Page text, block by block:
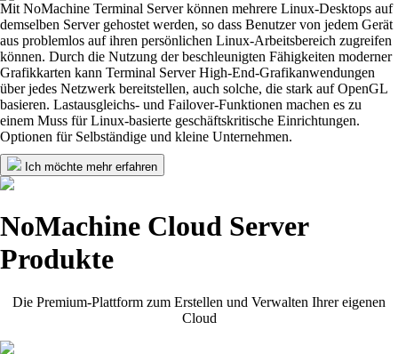
Mit NoMachine Terminal Server können mehrere Linux-Desktops auf
demselben Server gehostet werden, so dass Benutzer von jedem Gerät
aus problemlos auf ihren persönlichen Linux-Arbeitsbereich zugreifen
können. Durch die Nutzung der beschleunigten Fähigkeiten moderner
Grafikkarten kann Terminal Server High-End-Grafikanwendungen
über jedes Netzwerk bereitstellen, auch solche, die stark auf OpenGL
basieren. Lastausgleichs- und Failover-Funktionen machen es zu
einem Muss für Linux-basierte geschäftskritische Einrichtungen.
Optionen für Selbständige und kleine Unternehmen.
Ich möchte mehr erfahren
NoMachine Cloud Server
Produkte
Die Premium-Plattform zum Erstellen und Verwalten Ihrer eigenen
Cloud